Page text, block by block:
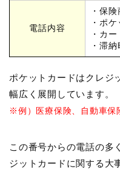
電話内容
・保
・ポ
・カ
・滞
ポケットカードはクレジ
幅広く展開しています。
※例）医療保険、自動車保
この番号からの電話の多
ジットカードに関する大